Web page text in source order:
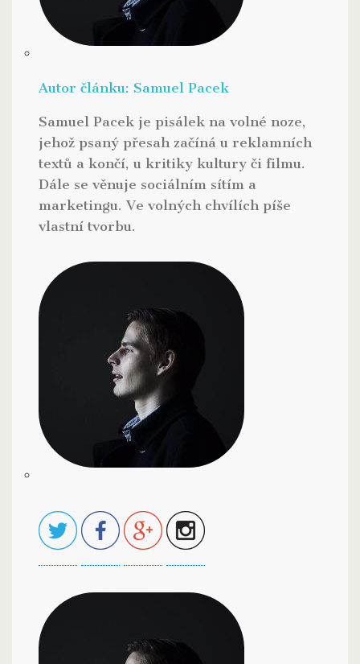
Autor článku: Samuel Pacek
Samuel Pacek je pisálek na volné noze,
jehož psaný přesah začíná u reklamních
textů a končí, u kritiky kultury či filmu.
Dále se věnuje sociálním sítím a
marketingu. Ve volných chvílích píše
vlastní tvorbu.